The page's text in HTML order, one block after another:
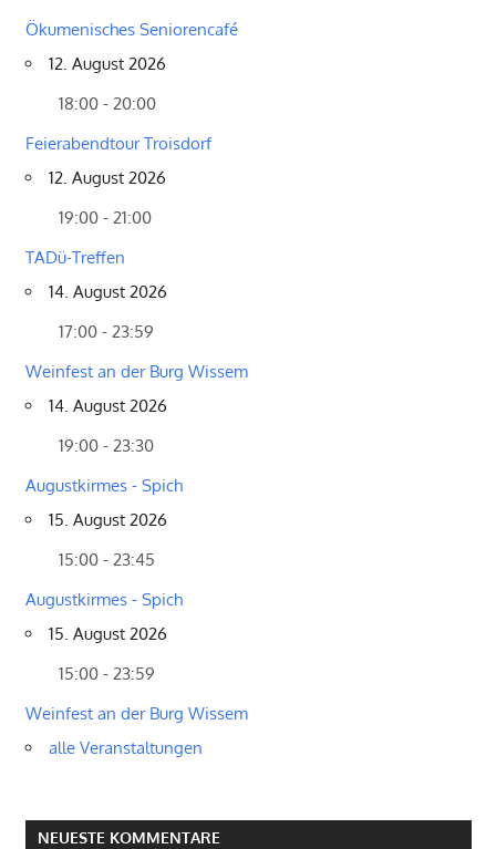
Ökumenisches Seniorencafé
12. August 2026
18:00 - 20:00
Feierabendtour Troisdorf
12. August 2026
19:00 - 21:00
TADü-Treffen
14. August 2026
17:00 - 23:59
Weinfest an der Burg Wissem
14. August 2026
19:00 - 23:30
Augustkirmes - Spich
15. August 2026
15:00 - 23:45
Augustkirmes - Spich
15. August 2026
15:00 - 23:59
Weinfest an der Burg Wissem
alle Veranstaltungen
NEUESTE KOMMENTARE